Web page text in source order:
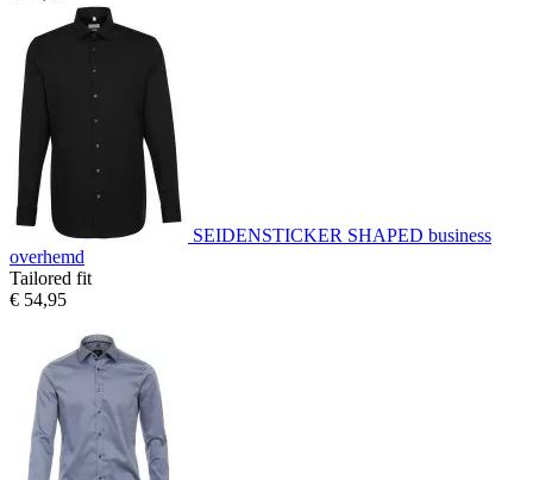
SEIDENSTICKER SHAPED business
overhemd
Tailored fit
€ 54,95